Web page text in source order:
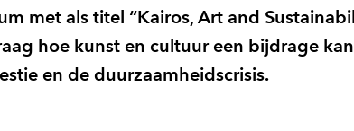
met als titel “Kairos, Art and
hoe kunst en cultuur een bijdrage
en de duurzaamheidscrisis.